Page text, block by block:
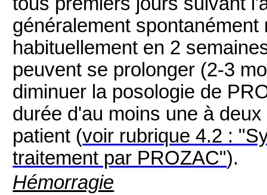
généralement
habituellement en 2
peuvent se prolonger (2-3
diminuer la posologie de
durée d'au moins une à
patient (voir rubrique 4.2 :
traitement par PROZAC").
Hémorragie